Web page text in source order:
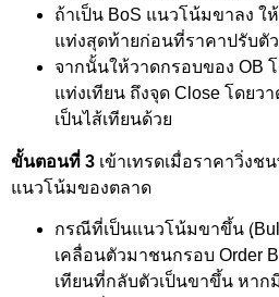
ถ้าเป็น BoS แนวโน้มขาลง ใ
แท่งสุดท้ายก่อนที่ราคาปรับตั
จากนั้นให้วาดกรอบของ OB
แท่งเทียน ถึงจุด Close โดย
เป็นไส้เทียนด้วย
ขั้นตอนที่ 3 เข้าเทรดเมื่อราคาวิ่งช
แนวโน้มของตลาด
กรณีที่เป็นแนวโน้มขาขึ้น (ฺ
เคลื่อนตัวมาชนกรอบ Order
เทียนที่กลับตัวเป็นขาขึ้น หาก